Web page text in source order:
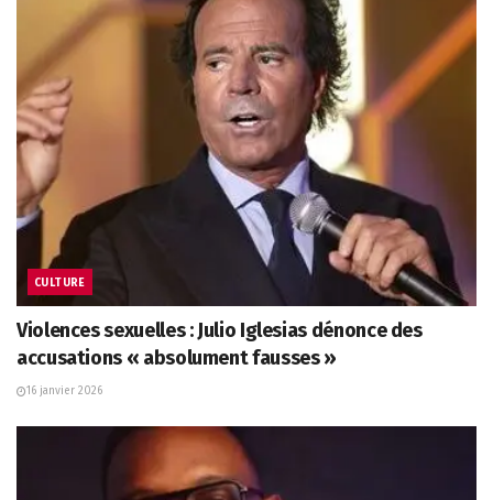
CULTURE
Violences sexuelles : Julio Iglesias dénonce des
accusations « absolument fausses »
16 janvier 2026